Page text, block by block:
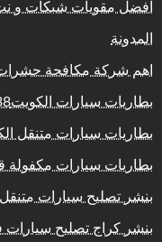
افضل مقويات شبكات و
المدونة
اهم شركة مكافحة حشرات
بطاريات سيارات الكويت52227338
بطاريات سيارات متنقل
بطاريات سيارات
بنشر تصليح سيارات متنقل
بنشر كراج تصليح سيارات